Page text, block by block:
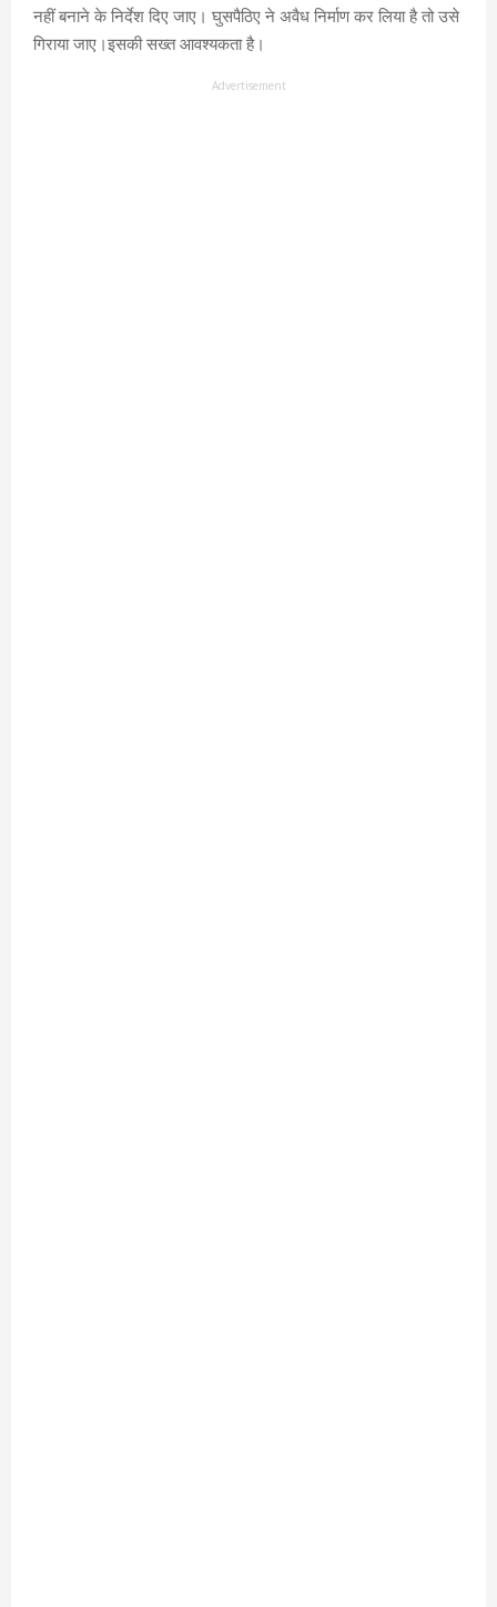
नहीं बनाने के निर्देश दिए जाए। घुसपैठिए ने अवैध निर्माण कर लिया है तो उसे
गिराया जाए।इसकी सख्त आवश्यकता है।
Advertisement